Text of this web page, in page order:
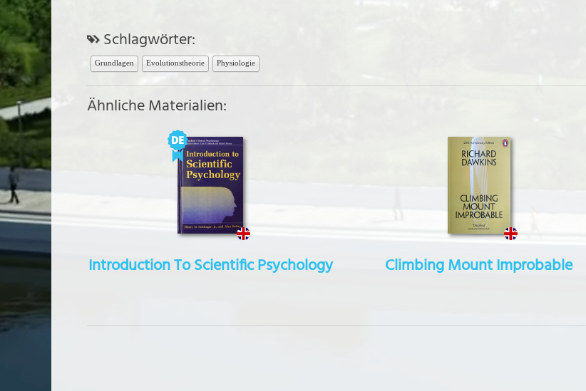
Schlagwörter:
Grundlagen Evolutionstheorie Physiologie
Ähnliche Materialien:
Introduction To Scientific Psychology Climbing Mount Improbable